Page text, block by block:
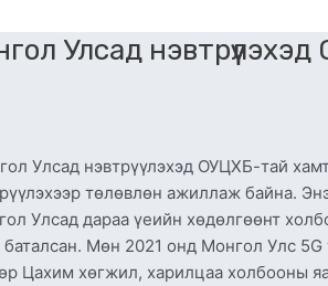
Улсад
Улсад нэвтрүүлэхэд ОУЦХБ-тай
төлөвлөн ажиллаж байна.
Улсад дараа үеийн хөдөлгөөнт
Мөн 2021 онд Монгол Улс
Цахим хөгжил, харилцаа холбооны